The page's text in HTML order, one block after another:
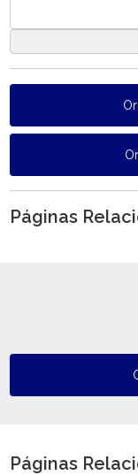
Páginas
Páginas